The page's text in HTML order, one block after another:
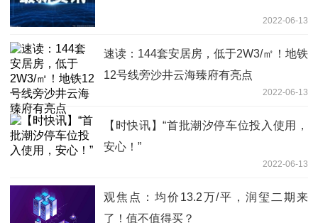
2022-06-13
速读：144套安居房，低于2W3/㎡！地铁
12号线旁沙井云海臻府有亮点
2022-06-13
【时快讯】“首批潮汐停车位投入使用，
安心！”
2022-06-13
观焦点：均价13.2万/平，润玺二期来
了！值不值得买？